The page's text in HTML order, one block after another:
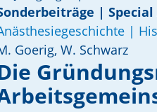
|
|
Goerig, W. Schwarz